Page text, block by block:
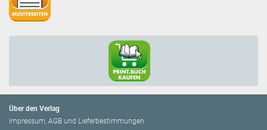
Über den Verlag
Impressum, AGB und Lieferbestimmungen